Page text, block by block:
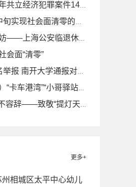
犯罪案件1417起 涉案金额96.2亿元
实现社会面清零的目标
公安临退休民警坚守抗疫一线
会面“清零”
开大学通报对涉事教师处理情况
哥驿站” 上海公安多措并举安置街面流动人员
容辞——致敬“提灯天使”
更多+
州相城区太平中心幼儿